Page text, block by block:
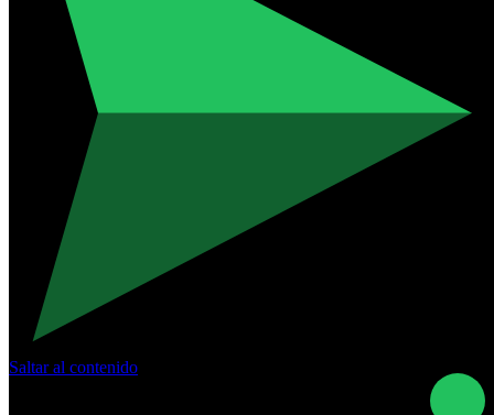
Saltar al contenido